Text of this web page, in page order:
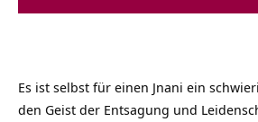
Es ist selbst für einen Jnani ein
den Geist der Entsagung und